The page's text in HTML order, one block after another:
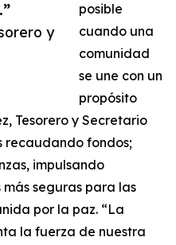
y
posible
cuando una
comunidad
se une con un
propósito
Tesorero y Secretario
recaudando fondos;
impulsando
seguras para las
por la paz. “La
la fuerza de nuestra